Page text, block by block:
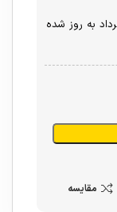
سایت امروز ،پنجشنبه ۱۵ مرداد به روز شده
مقایسه